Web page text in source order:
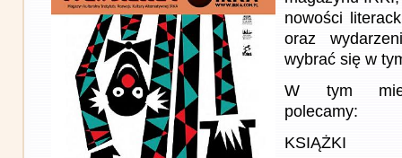
nowości
oraz
wybrać się w
W tym
polecamy:
KSIĄŻKI